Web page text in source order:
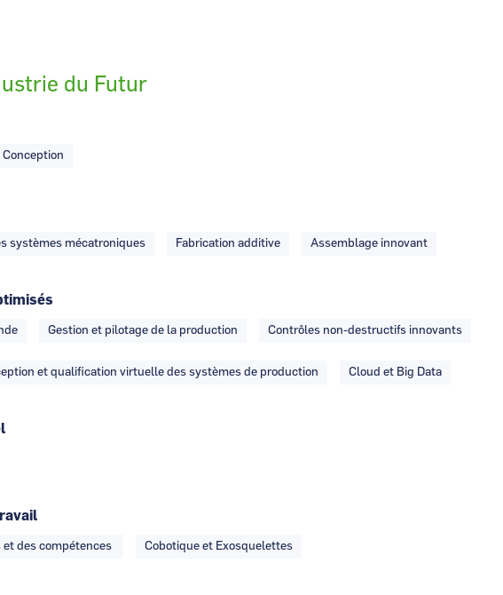
du Futur
Conception
systèmes mécatroniques Fabrication additive Assemblage innovant
Gestion et pilotage de la production Contrôles non-destructifs innovants
et qualification virtuelle des systèmes de production Cloud et Big Data
et des compétences Cobotique et Exosquelettes